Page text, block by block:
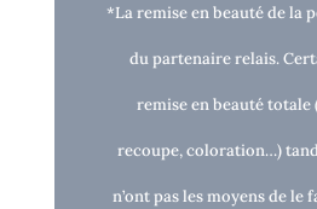
*La remise en beauté de la
du partenaire relais.
remise en beauté totale
recoupe, coloration…)
n’ont pas les moyens de le